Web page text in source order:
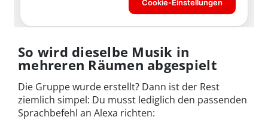
So wird dieselbe Musik in
mehreren Räumen abgespielt
Die Gruppe wurde erstellt? Dann ist der Rest
ziemlich simpel: Du musst lediglich den passenden
Sprachbefehl an Alexa richten: